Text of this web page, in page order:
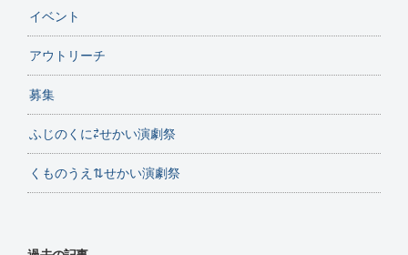
イベント
アウトリーチ
募集
ふじのくに⇄せかい演劇祭
くものうえ⇅せかい演劇祭